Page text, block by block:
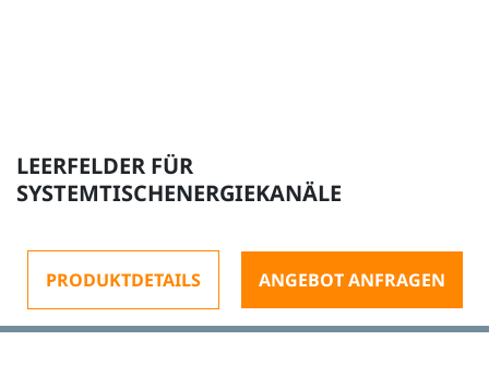
LEERFELDER FÜR
SYSTEMTISCHENERGIEKANÄLE
PRODUKTDETAILS ANGEBOT ANFRAGEN